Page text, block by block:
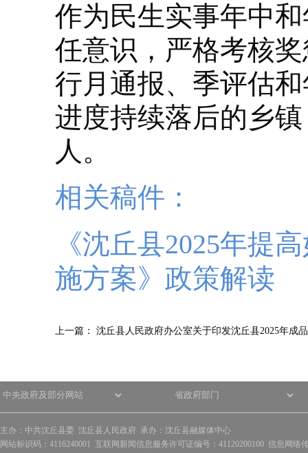
作为民生实事年中
任意识，严格考核
行月通报、季评估
进度持续落后的乡
人。
相关稿件：
《沈丘县2025年提
施方案》政策解读
上一篇： 沈丘县人民政府办公室关于印发沈丘县2025年成
主办：中共沈丘县委 沈丘县人民政府 承办：沈丘县融媒体中心
网站标识码：4116240001 互联网新闻信息服务许可证编号：41120200100 信息网络